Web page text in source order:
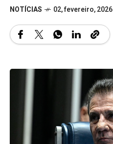
NOTÍCIAS 02, fevereiro, 2026